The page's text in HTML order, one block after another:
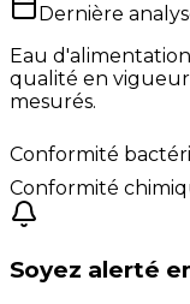
Dernière
Eau
qualité en
mesurés.
Conformité
Conformité
Soyez alerté